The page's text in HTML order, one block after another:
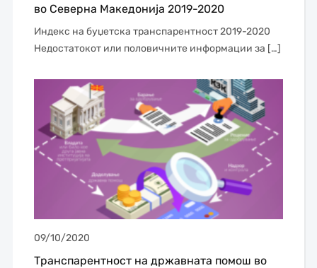
во Северна Македонија 2019-2020
Индекс на буџетска транспарентност 2019-2020
Недостатокот или половичните информации за […]
09/10/2020
Транспарентност на државната помош во